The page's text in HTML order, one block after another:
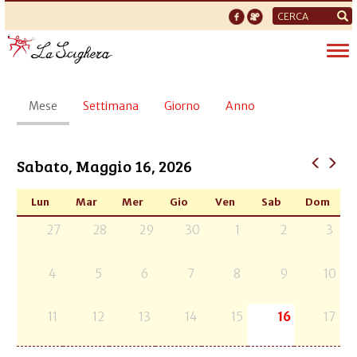
Form
di
ricerca
Schede
primarie
Mese (scheda
attiva)
Settimana Giorno Anno
Sabato, Maggio 16, 2026
Lun Mar Mer Gio Ven Sab Dom
27 28 29 30 1 2 3
4 5 6 7 8 9 10
11 12 13 14 15 16 17